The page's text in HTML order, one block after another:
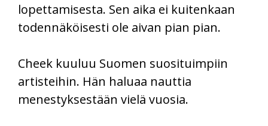
lopettamisesta. Sen aika ei kuitenkaan
todennäköisesti ole aivan pian pian.
Cheek kuuluu Suomen suosituimpiin
artisteihin. Hän haluaa nauttia
menestyksestään vielä vuosia.